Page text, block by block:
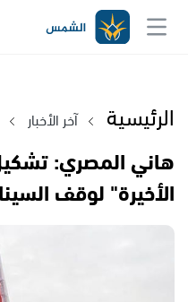
الرئيسية آخر الأخبار
هاني المصري:
الأخيرة" لوقف